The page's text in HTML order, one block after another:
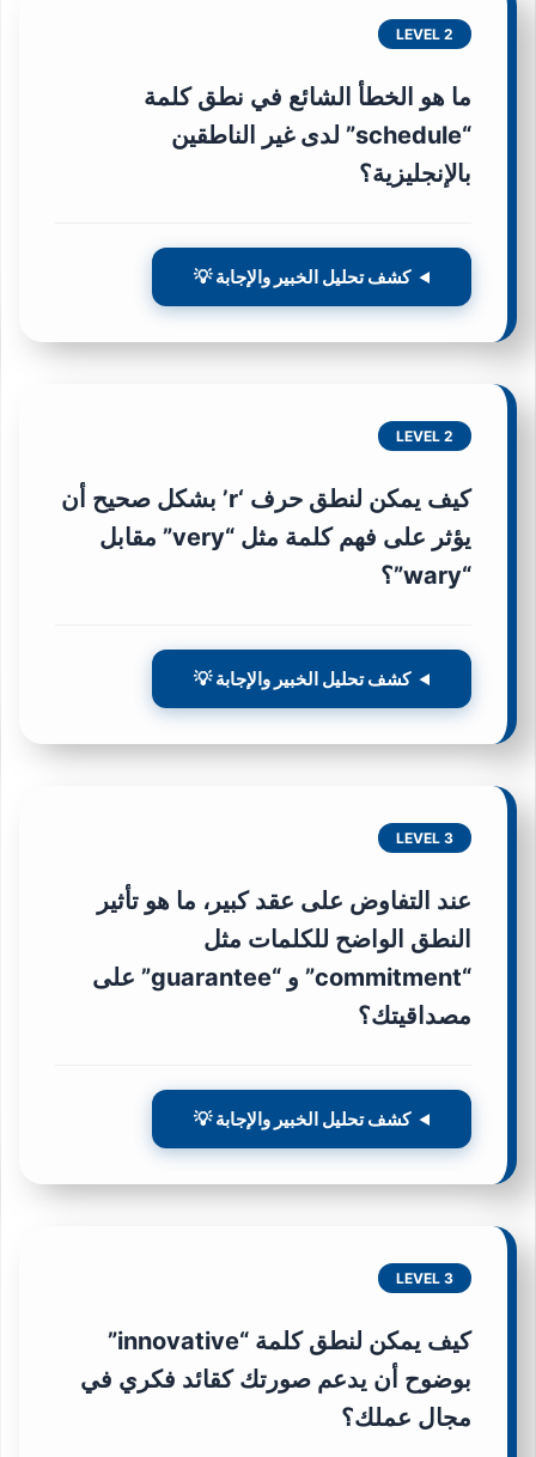
LEVEL 2
ما هو الخطأ الشائع في نطق كلمة
“schedule” لدى غير الناطقين
بالإنجليزية؟
كشف تحليل الخبير والإجابة 💡
LEVEL 2
كيف يمكن لنطق حرف ‘r’ بشكل صحيح أن
يؤثر على فهم كلمة مثل “very” مقابل
“wary”؟
كشف تحليل الخبير والإجابة 💡
LEVEL 3
عند التفاوض على عقد كبير، ما هو تأثير
النطق الواضح للكلمات مثل
“commitment” و “guarantee” على
مصداقيتك؟
كشف تحليل الخبير والإجابة 💡
LEVEL 3
كيف يمكن لنطق كلمة “innovative”
بوضوح أن يدعم صورتك كقائد فكري في
مجال عملك؟